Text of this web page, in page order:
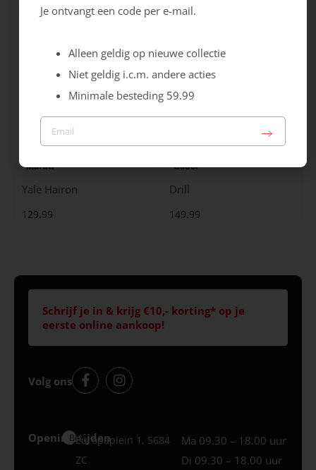
Maruti
Yale Hairon
129.99
Gabor
Drill
149.99
Schrijf je in & krijg €10,- korting* op je
eerste online aankoop!
Volg ons
Openingstijden
Best
Europaplein 1, 5684
ZC
Ma 09.30 – 18.00 uur
Di 09.30 – 18.00 uur
Je ontvangt een code per e-mail.
Alleen geldig op nieuwe collectie
Niet geldig i.c.m. andere acties
Minimale besteding 59.99